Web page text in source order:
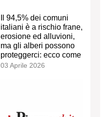
Il 94,5% dei comuni
italiani è a rischio frane,
erosione ed alluvioni,
ma gli alberi possono
proteggerci: ecco come
03 Aprile 2026